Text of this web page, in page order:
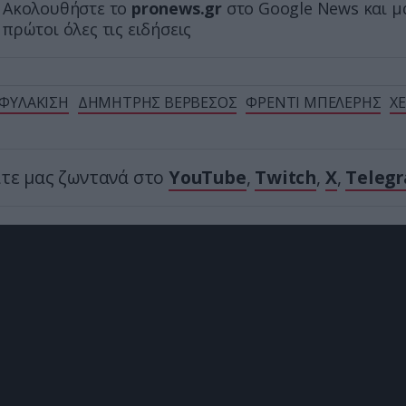
Ακολουθήστε το pronews.gr στο Google News και
πρώτοι όλες τις ειδήσεις
ΔΗΜΗΤΡΗΣ ΒΕΡΒΕΣΟΣ ΦΡΕΝΤΙ ΜΠΕΛΕΡΗΣ
μας ζωντανά στο YouTube, Twitch, X,